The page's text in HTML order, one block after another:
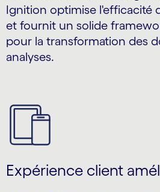
Ignition optimise l'efficacité
et fournit un solide
pour la transformation des
analyses.
Expérience client